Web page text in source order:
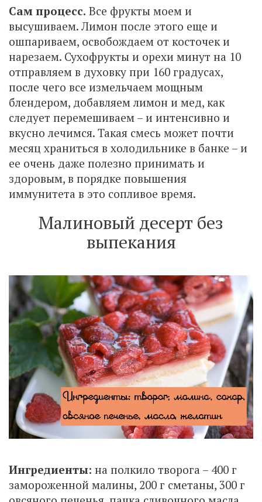
Сам процесс. Все фрукты моем и
высушиваем. Лимон после этого еще и
ошпариваем, освобождаем от косточек и
нарезаем. Сухофрукты и орехи минут на 10
отправляем в духовку при 160 градусах,
после чего все измельчаем мощным
блендером, добавляем лимон и мед, как
следует перемешиваем – и интенсивно и
вкусно лечимся. Такая смесь может почти
месяц храниться в холодильнике в банке – и
ее очень даже полезно принимать и
здоровым, в порядке повышения
иммунитета в это сопливое время.
Малиновый десерт без
выпекания
Ингредиенты: на полкило творога – 400 г
замороженной малины, 200 г сметаны, 300 г